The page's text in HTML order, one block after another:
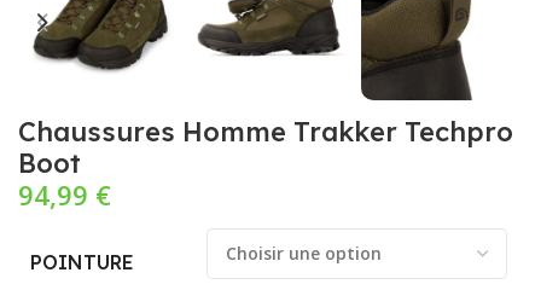
Chaussures Homme Trakker Techpro
Boot
94,99 €
POINTURE